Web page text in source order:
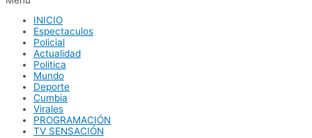
INICIO
Espectaculos
Policial
Actualidad
Politica
Mundo
Deporte
Cumbia
Virales
PROGRAMACIÓN
TV SENSACIÓN